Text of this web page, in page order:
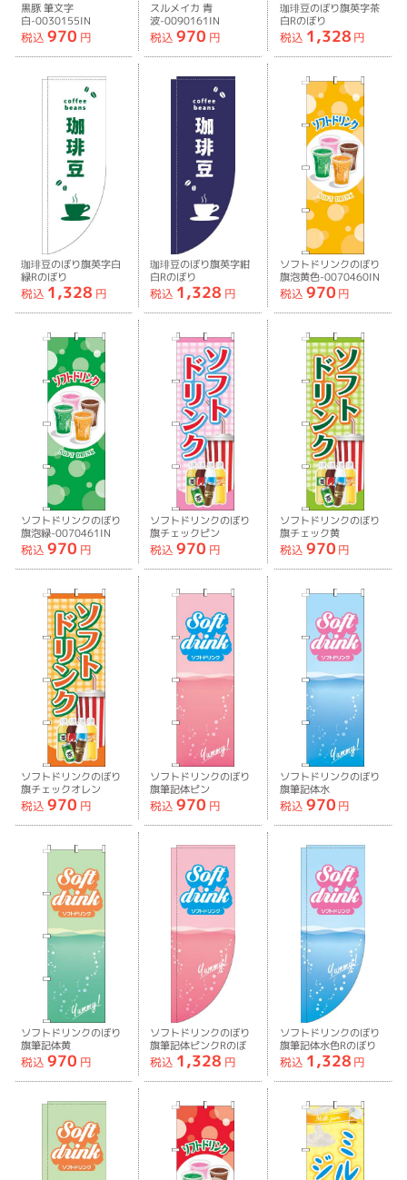
黒豚 筆文字
白-0030155IN
税込 970 円
スルメイカ 青
波-0090161IN
税込 970 円
珈琲豆のぼり旗英字茶
白Rのぼり
旗-0230414RIN
税込 1,328 円
珈琲豆のぼり旗英字白
緑Rのぼり
旗-0230415RIN
税込 1,328 円
珈琲豆のぼり旗英字紺
白Rのぼり
旗-0230416RIN
税込 1,328 円
ソフトドリンクのぼり
旗泡黄色-0070460IN
税込 970 円
ソフトドリンクのぼり
旗泡緑-0070461IN
税込 970 円
ソフトドリンクのぼり
旗チェックピン
ク-0070462IN
税込 970 円
ソフトドリンクのぼり
旗チェック黄
緑-0070463IN
税込 970 円
ソフトドリンクのぼり
旗チェックオレン
ジ-0070464IN
税込 970 円
ソフトドリンクのぼり
旗筆記体ピン
ク-0070453IN
税込 970 円
ソフトドリンクのぼり
旗筆記体水
色-0070454IN
税込 970 円
ソフトドリンクのぼり
旗筆記体黄
緑-0070455IN
税込 970 円
ソフトドリンクのぼり
旗筆記体ピンクRのぼ
り旗-0070456RIN
税込 1,328 円
ソフトドリンクのぼり
旗筆記体水色Rのぼり
旗-0070457RIN
税込 1,328 円